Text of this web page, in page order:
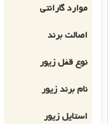
موارد گارانتی
اصالت برند
نوع قفل زیور
نام برند زیور
استایل زیور